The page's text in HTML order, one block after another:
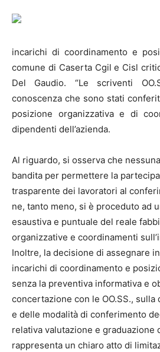
incarichi di coordinamento e
comune di Caserta Cgil e Cisl
Del Gaudio. “Le scriventi
conoscenza che sono stati
posizione organizzativa e di
dipendenti dell’azienda.
Al riguardo, si osserva che
bandita per permettere la
trasparente dei lavoratori al
ne, tanto meno, si è proceduto ad
esaustiva e puntuale del reale
organizzative e coordinamenti
Inoltre, la decisione di assegnare
incarichi di coordinamento e
senza la preventiva informativa e
concertazione con le OO.SS.,
e delle modalità di conferimento
relativa valutazione e graduazione
rappresenta un chiaro atto di